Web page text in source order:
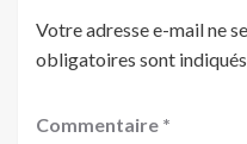
Votre adresse e-mail ne
obligatoires sont
Commentaire *